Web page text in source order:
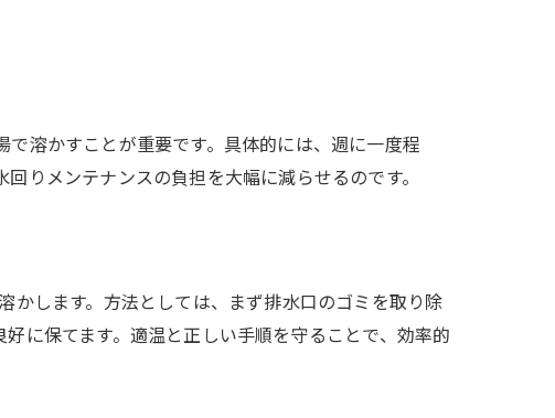
溶かすことが重要です。具体的には、週に一度程
りメンテナンスの負担を大幅に減らせるのです。
します。方法としては、まず排水口のゴミを取り除
に保てます。適温と正しい手順を守ることで、効率的